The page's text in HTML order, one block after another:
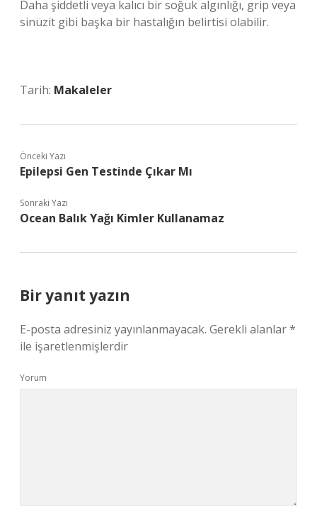
Daha şiddetli veya kalıcı bir soğuk algınlığı, grip veya
sinüzit gibi başka bir hastalığın belirtisi olabilir.
Tarih: Makaleler
Önceki Yazı
Epilepsi Gen Testinde Çıkar Mı
Sonraki Yazı
Ocean Balık Yağı Kimler Kullanamaz
Bir yanıt yazın
E-posta adresiniz yayınlanmayacak. Gerekli alanlar*
ile işaretlenmişlerdir
Yorum